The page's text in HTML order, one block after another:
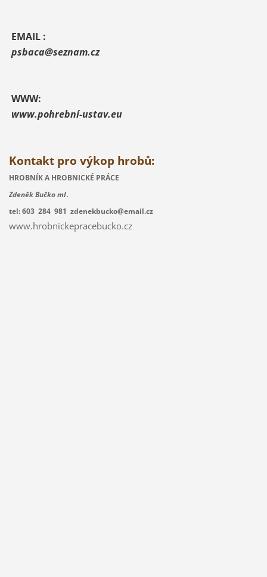
EMAIL :
psbaca@seznam.cz
WWW:
www.pohrební-ustav.eu
Kontakt pro výkop hrobů:
HROBNÍK A HROBNICKÉ PRÁCE
Zdeněk Bučko ml.
tel: 603 284 981 zdenekbucko@email.cz
www.hrobnickepracebucko.cz